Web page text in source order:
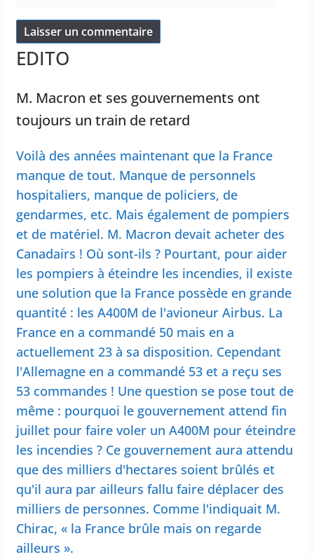
EDITO
M. Macron et ses gouvernements ont
toujours un train de retard
Voilà des années maintenant que la France
manque de tout. Manque de personnels
hospitaliers, manque de policiers, de
gendarmes, etc. Mais également de pompiers
et de matériel. M. Macron devait acheter des
Canadairs ! Où sont-ils ? Pourtant, pour aider
les pompiers à éteindre les incendies, il existe
une solution que la France possède en grande
quantité : les A400M de l'avioneur Airbus. La
France en a commandé 50 mais en a
actuellement 23 à sa disposition. Cependant
l'Allemagne en a commandé 53 et a reçu ses
53 commandes ! Une question se pose tout de
même : pourquoi le gouvernement attend fin
juillet pour faire voler un A400M pour éteindre
les incendies ? Ce gouvernement aura attendu
que des milliers d'hectares soient brûlés et
qu'il aura par ailleurs fallu faire déplacer des
milliers de personnes. Comme l'indiquait M.
Chirac, « la France brûle mais on regarde
ailleurs ».